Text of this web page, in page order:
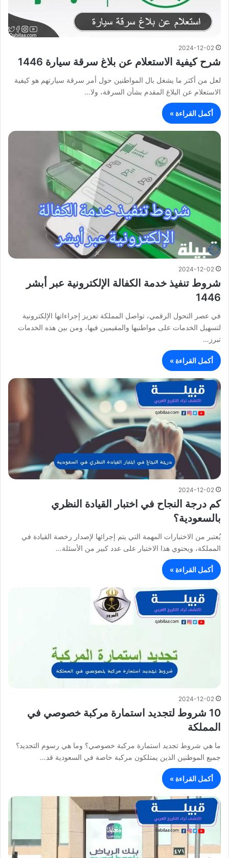
2024-12-02
شرح كيفية الاستعلام عن بلاغ سرقة سيارة 1446
لعل من أكثر ما يشغل بال المواطنين حول أمر سرقة سيارتهم هو كيفية
الاستعلام عن البلاغ المقدم بشأن السرقة، ولا…
أكمل القراءة »
2024-12-02
شروط تنفيذ خدمة الكفالة الإلكترونية عبر أبشر
1446
في عصر التحول الرقمي، تواصل المملكة تعزيز إجراءاتها الإلكترونية
لتسهيل الخدمات على مواطنيها والمقيمين فيها، ومن بين هذه الخدمات
تبرز…
أكمل القراءة »
2024-12-02
كم درجة النجاح في اختبار القيادة النظري
بالسعودية؟
يُعتبر من الاختبارات المهمة التي يتم إجرائها لإصدار رخصة القيادة في
المملكة، ويحتوي هذا الاختبار على عدد كبير من الأسئلة…
أكمل القراءة »
2024-12-02
10 شروط لتجديد استمارة مركبة خصوصي في
المملكة
ما هي شروط تجديد استمارة مركبة خصوصي؟ وما هي رسوم التجديد؟
جميع الموطنين الذين يمتلكون مركبة خاصة في السعودية قد…
أكمل القراءة »